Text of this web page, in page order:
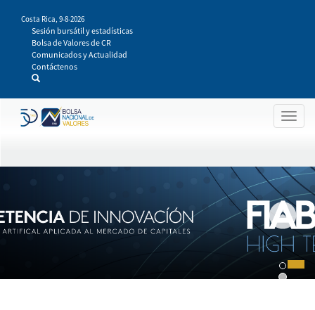
contenido
principal
Costa Rica, 9-8-2026
Sesión bursátil y estadísticas
Bolsa de Valores de CR
Comunicados y Actualidad
Contáctenos